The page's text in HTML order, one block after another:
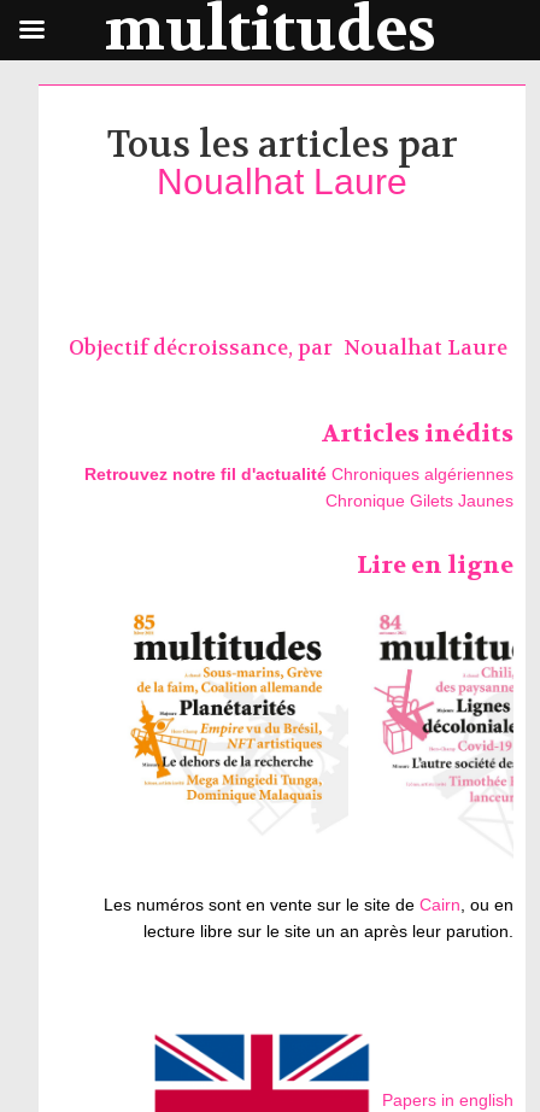
Tous les articles par
Noualhat Laure
Objectif décroissance, par Noualhat Laure
Articles inédits
Retrouvez notre fil d'actualité Chroniques algériennes
Chronique Gilets Jaunes
Lire en ligne
Les numéros sont en vente sur le site deCairn, ou en
lecture libre sur le site un an après leur parution.
Papers in english
multitudes